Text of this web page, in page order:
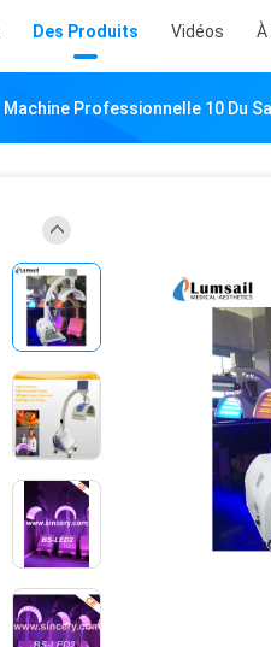
Des Produits Vidéos À
Machine Professionnelle 10 Du